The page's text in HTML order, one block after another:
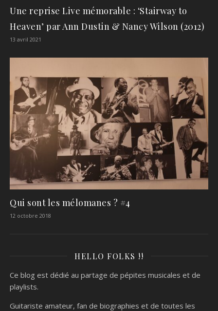
Une reprise Live mémorable : ‘Stairway to
Heaven’ par Ann Dustin & Nancy Wilson (2012)
13 avril 2021
Qui sont les mélomanes ? #4
12 octobre 2018
HELLO FOLKS !!
Ce blog est dédié au partage de pépites musicales et de
playlists.
Guitariste amateur, fan de biographies et de toutes les